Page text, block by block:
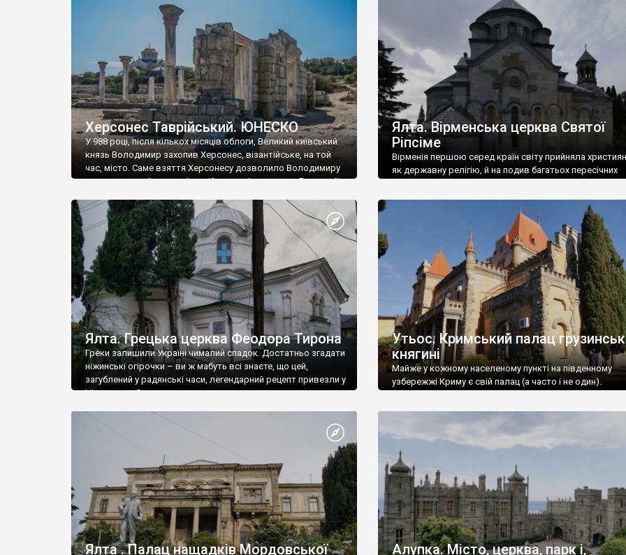
візантійської доби. Раритети викрадені з фондів об’єкту
культурної спадщини ЮНЕСКО «Херсонеса Таврійського».
Офіційно – на виставку «Золото Візантії», але експерти та
влада в Україні вважають це лише […]
називаються «повстяками» (postaki)…” “Вино. Крим
виробляє відмінне вино і його вдосталь: воно все
легке біле і дуже […]
Херсонес Таврійський. ЮНЕСКО
У 988 році, після кількох місяців облоги, Великий київський
князь Володимир захопив Херсонес, візантійське, на той
час, місто. Саме взяття Херсонесу дозволило Володимиру
диктувати свої умови візантійському імператору Василю ІІ,
Херсонесі Володимир-язичник, став Василем-
християнином. А потім було Хрещення Русі. На честь
Херсонесу Таврійського названо місто […]
Ялта. Вірменська церква Святої
Ріпсіме
Вірменія першою серед країн світу прийняла
як державну релігію, й на подив багатьох пересічних
Ялта. Грецька церква Феодора Тирона
Греки залишили Україні чималий спадок. Достатньо згадати
ніжинські огірочки – ви ж мабуть всі знаєте, що цей,
загублений у радянські часи, легендарний рецепт привезли у
Ніжин греки?
Утьос. Кримський палац
княгині
Майже у кожному населеному пункті на південному
узбережжі Криму є свій палац (а часто і не один).
Ялта . Палац нащадків Мордовської
Алупка. Місто, церква, парк і,